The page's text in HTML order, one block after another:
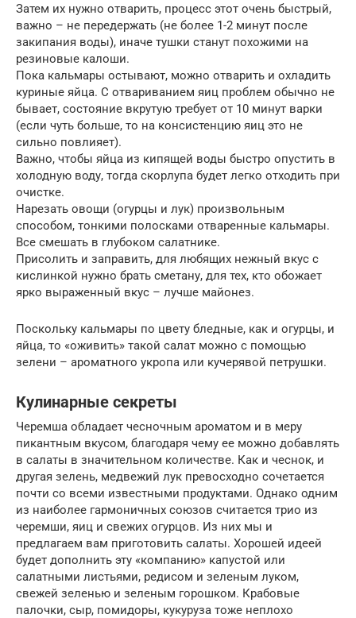
Затем их нужно отварить, процесс этот очень быстрый,
важно – не передержать (не более 1-2 минут после
закипания воды), иначе тушки станут похожими на
резиновые калоши.
Пока кальмары остывают, можно отварить и охладить
куриные яйца. С отвариванием яиц проблем обычно не
бывает, состояние вкрутую требует от 10 минут варки
(если чуть больше, то на консистенцию яиц это не
сильно повлияет).
Важно, чтобы яйца из кипящей воды быстро опустить в
холодную воду, тогда скорлупа будет легко отходить при
очистке.
Нарезать овощи (огурцы и лук) произвольным
способом, тонкими полосками отваренные кальмары.
Все смешать в глубоком салатнике.
Присолить и заправить, для любящих нежный вкус с
кислинкой нужно брать сметану, для тех, кто обожает
ярко выраженный вкус – лучше майонез.
Поскольку кальмары по цвету бледные, как и огурцы, и
яйца, то «оживить» такой салат можно с помощью
зелени – ароматного укропа или кучерявой петрушки.
Кулинарные секреты
Черемша обладает чесночным ароматом и в меру
пикантным вкусом, благодаря чему ее можно добавлять
в салаты в значительном количестве. Как и чеснок, и
другая зелень, медвежий лук превосходно сочетается
почти со всеми известными продуктами. Однако одним
из наиболее гармоничных союзов считается трио из
черемши, яиц и свежих огурцов. Из них мы и
предлагаем вам приготовить салаты. Хорошей идеей
будет дополнить эту «компанию» капустой или
салатными листьями, редисом и зеленым луком,
свежей зеленью и зеленым горошком. Крабовые
палочки, сыр, помидоры, кукуруза тоже неплохо